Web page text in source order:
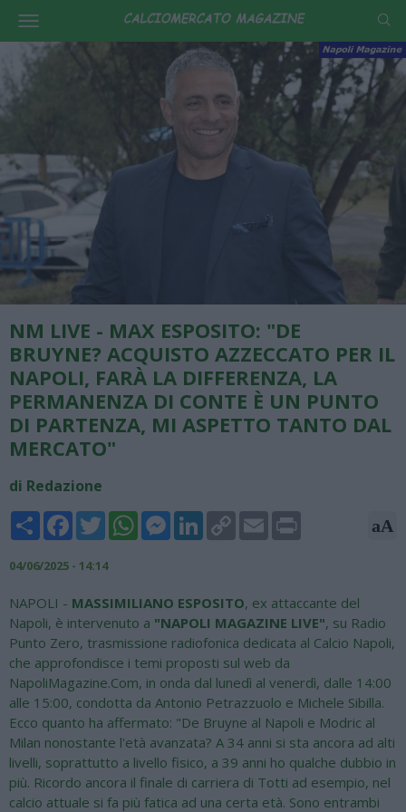
NM LIVE - MAX ESPOSITO: "DE
BRUYNE? ACQUISTO AZZECCATO PER IL
NAPOLI, FARÀ LA DIFFERENZA, LA
PERMANENZA DI CONTE È UN PUNTO
DI PARTENZA, MI ASPETTO TANTO DAL
MERCATO"
di Redazione
Share FacebookTwitterWhatsAppMessengerLinkedInCopy
Link
Email aA
04/06/2025 - 14:14
NAPOLI - MASSIMILIANO ESPOSITO, ex attaccante del
Napoli, è intervenuto a "NAPOLI MAGAZINE LIVE", su Radio
Punto Zero, trasmissione radiofonica dedicata al Calcio Napoli,
che approfondisce i temi proposti sul web da
NapoliMagazine.Com, in onda dal lunedì al venerdì, dalle 14:00
alle 15:00, condotta da Antonio Petrazzuolo e Michele Sibilla.
Ecco quanto ha affermato: "De Bruyne al Napoli e Modric al
Milan nonostante l'età avanzata? A 34 anni si sta ancora ad alti
livelli, soprattutto a livello fisico, a 39 anni ho qualche dubbio in
più. Ricordo ancora il finale di carriera di Totti ad esempio, nel
calcio attuale si fa più fatica ad una certa età. Sono entrambi